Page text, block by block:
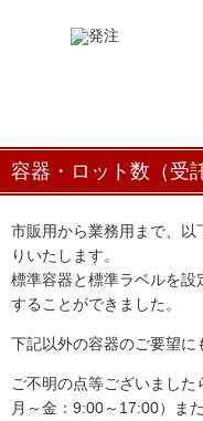
容器・ロット数（受
市販用から業務用まで、
りいたします。
標準容器と標準ラベルを
することができました。
下記以外の容器のご要望に
ご不明の点等ございまし
月～金：9:00～17:00）ま